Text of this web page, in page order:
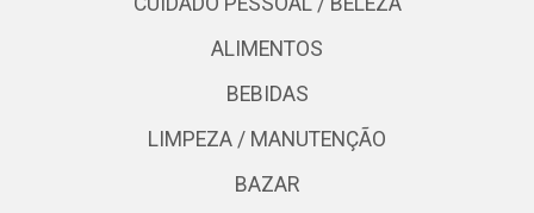
ALIMENTOS
BEBIDAS
LIMPEZA / MANUTENÇÃO
BAZAR